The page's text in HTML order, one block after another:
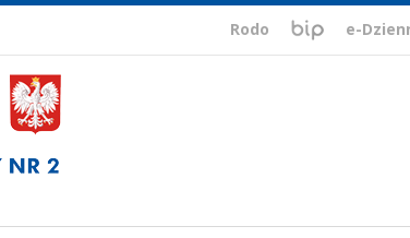
ePUAP,
VULCAN
Rodo
Biuletyn
Informacji
e-